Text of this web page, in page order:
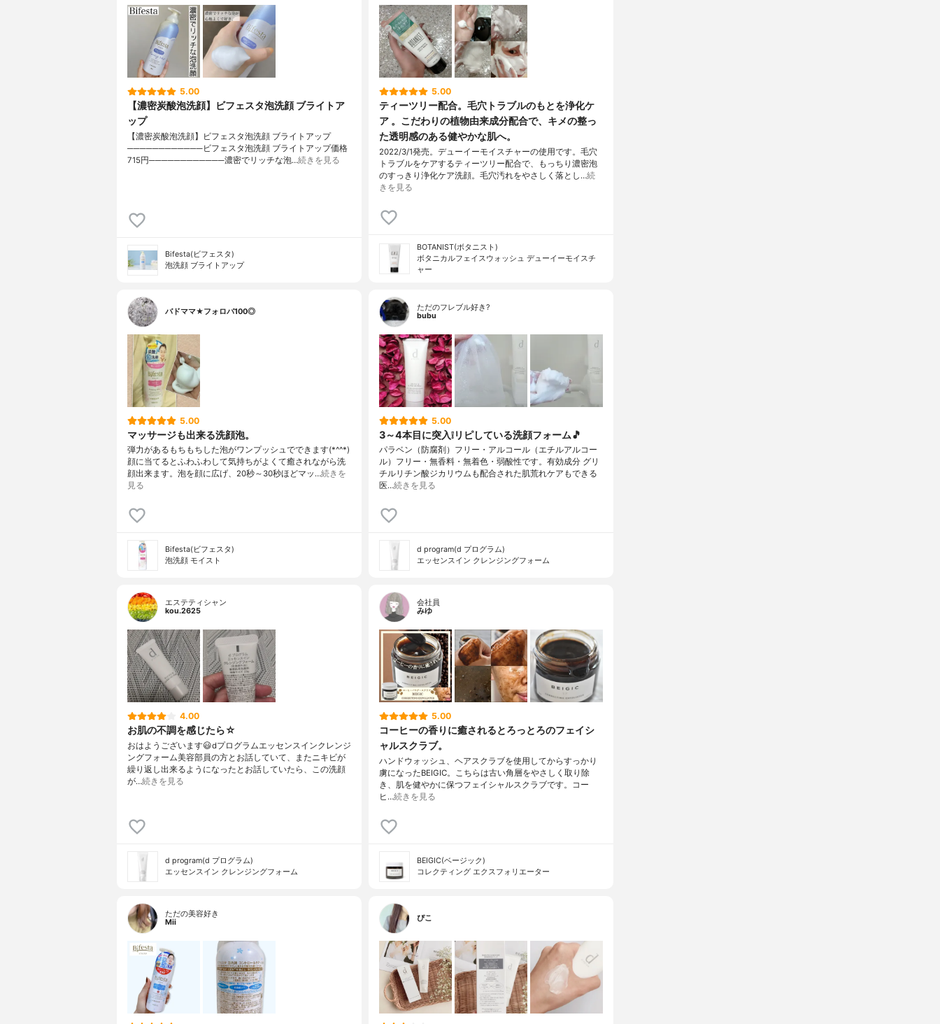
5.00
【濃密炭酸泡洗顔】ビフェスタ泡洗顔 ブライトア
ップ
【濃密炭酸泡洗顔】ビフェスタ泡洗顔 ブライトアップ
────────────ビフェスタ泡洗顔 ブライトアップ価格
715円────────────濃密でリッチな泡…続きを見る
Bifesta(ビフェスタ)
泡洗顔 ブライトアップ
5.00
ティーツリー配合。毛穴トラブルのもとを浄化ケ
ア 。こだわりの植物由来成分配合で、キメの整っ
た透明感のある健やかな肌へ。
2022/3/1発売。デューイーモイスチャーの使用です。毛穴
トラブルをケアするティーツリー配合で、もっちり濃密泡
のすっきり浄化ケア洗顔。毛穴汚れをやさしく落とし…続
きを見る
BOTANIST(ボタニスト)
ボタニカルフェイスウォッシュ デューイーモイスチ
ャー
バドママ★フォロバ100◎
5.00
マッサージも出来る洗顔泡。
弾力があるもちもちした泡がワンプッシュでできます(*^^*)
顔に当てるとふわふわして気持ちがよくて癒されながら洗
顔出来ます。泡を顔に広げ、20秒～30秒ほどマッ…続きを
見る
Bifesta(ビフェスタ)
泡洗顔 モイスト
ただのフレブル好き?
bubu
5.00
3～4本目に突入❕リピしている洗顔フォーム🎵
パラベン（防腐剤）フリー・アルコール（エチルアルコー
ル）フリー・無香料・無着色・弱酸性です。有効成分 グリ
チルリチン酸ジカリウムも配合された肌荒れケアもできる
医…続きを見る
d program(d プログラム)
エッセンスイン クレンジングフォーム
エステティシャン
kou.2625
4.00
お肌の不調を感じたら☆
おはようございます😃dプログラムエッセンスインクレンジ
ングフォーム美容部員の方とお話していて、またニキビが
繰り返し出来るようになったとお話していたら、この洗顔
が…続きを見る
d program(d プログラム)
エッセンスイン クレンジングフォーム
会社員
みゆ
5.00
コーヒーの香りに癒されるとろっとろのフェイシ
ャルスクラブ。
ハンドウォッシュ、ヘアスクラブを使用してからすっかり
虜になったBEIGIC。こちらは古い角層をやさしく取り除
き、肌を健やかに保つフェイシャルスクラブです。コー
ヒ…続きを見る
BEIGIC(ベージック)
コレクティング エクスフォリエーター
ただの美容好き
Mii
ぴこ